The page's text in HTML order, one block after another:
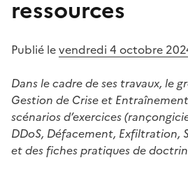
ressources
Publié levendredi 4 octobre
Dans le cadre de ses travaux, le
Gestion de Crise et
scénarios d’exercices
DDoS, Défacement, Exfiltration,
et des fiches pratiques de